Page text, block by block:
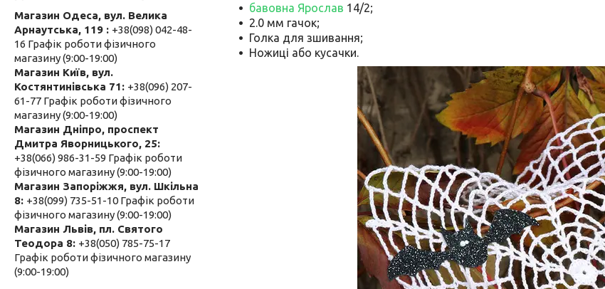
бавовна Ярослав 14/2;
2.0 мм гачок;
Голка для зшивання;
Ножиці або кусачки.
Магазин Одеса, вул. Велика
Арнаутська, 119
+38(098) 042-48-
16 Графік роботи фізичного
магазину (9:00-19:00)
Магазин Київ, вул.
Костянтинівська 71
+38(096) 207-
61-77 Графік роботи фізичного
магазину (9:00-19:00)
Магазин Дніпро, проспект
Дмитра Яворницького, 25
+38(066) 986-31-59 Графік роботи
фізичного магазину (9:00-19:00)
Магазин Запоріжжя, вул. Шкільна
8 +38(099) 735-51-10 Графік роботи
фізичного магазину (9:00-19:00)
Магазин Львів, пл. Святого
Теодора 8 +38(050) 785-75-17
Графік роботи фізичного магазину
(9:00-19:00)